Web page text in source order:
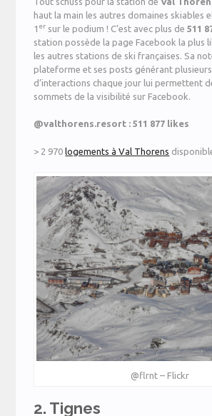
haut la main les autres domaines skiables
1 er sur le podium ! C’est avec plus de511
station possède la page Facebook la plus
les autres stations de ski françaises. Sa
plateforme et ses posts générant
d’interactions chaque jour lui permettent
sommets de la visibilité sur Facebook.
@valthorens.resort :511 877 likes
> 2 970logements à Val Thorens
@flrnt – Flickr
2. Tignes